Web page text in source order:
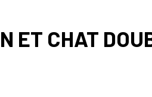
ET CHAT